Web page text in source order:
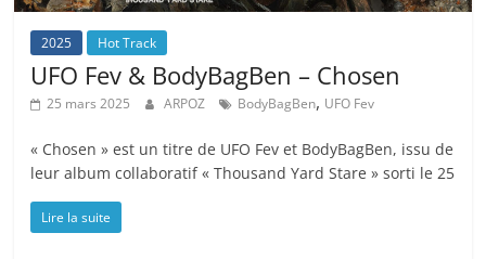
2025 Hot Track
UFO Fev & BodyBagBen – Chosen
25 mars 2025 ARPOZ BodyBagBen, UFO Fev
« Chosen » est un titre de UFO Fev et BodyBagBen, issu de
leur album collaboratif « Thousand Yard Stare » sorti le 25
Lire la suite